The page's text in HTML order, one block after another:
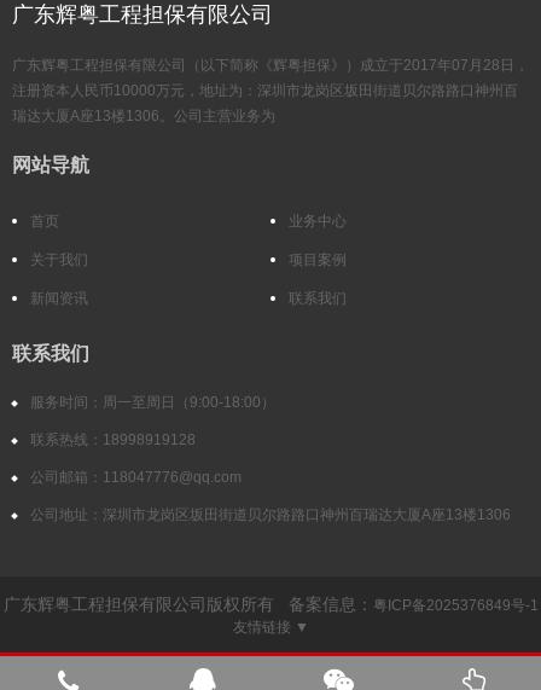
广东辉粤工程担保有限公司
广东辉粤工程担保有限公司（以下简称《辉粤担保》）成立于2017年07月28日，
注册资本人民币10000万元，地址为：深圳市龙岗区坂田街道贝尔路路口神州百
瑞达大厦A座13楼1306。公司主营业务为
网站导航
首页 业务中心
关于我们 项目案例
新闻资讯 联系我们
联系我们
服务时间：周一至周日（9:00-18:00）
联系热线：18998919128
公司邮箱：118047776@qq.com
公司地址：深圳市龙岗区坂田街道贝尔路路口神州百瑞达大厦A座13楼1306
广东辉粤工程担保有限公司版权所有 备案信息： 粤ICP备2025376849号-1
友情链接 ▼